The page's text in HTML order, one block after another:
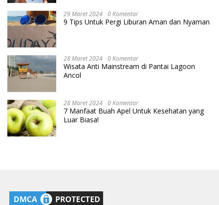
29 Maret 2024 0 Komentar
9 Tips Untuk Pergi Liburan Aman dan Nyaman
28 Maret 2024 0 Komentar
Wisata Anti Mainstream di Pantai Lagoon
Ancol
28 Maret 2024 0 Komentar
7 Manfaat Buah Apel Untuk Kesehatan yang
Luar Biasa!